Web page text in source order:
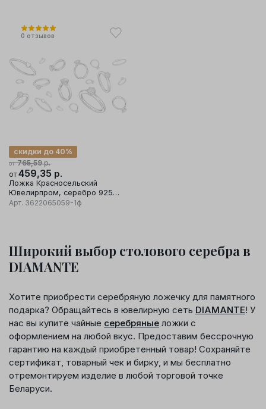
0 отзывов
от 765,59р.
скидки до 40%
от 459,35 р.
Ложка Красносельский
Ювелирпром, серебро 925
проба
Арт. 3622065059-1ф
Широкий выбор столового серебра в
DIAMANTE
Хотите приобрести серебряную ложечку для памятного
подарка? Обращайтесь в ювелирную сеть DIAMANTE! У
нас вы купите чайные серебряные ложки с
оформлением на любой вкус. Предоставим бессрочную
гарантию на каждый приобретенный товар! Сохраняйте
сертификат, товарный чек и бирку, и мы бесплатно
отремонтируем изделие в любой торговой точке
Беларуси.